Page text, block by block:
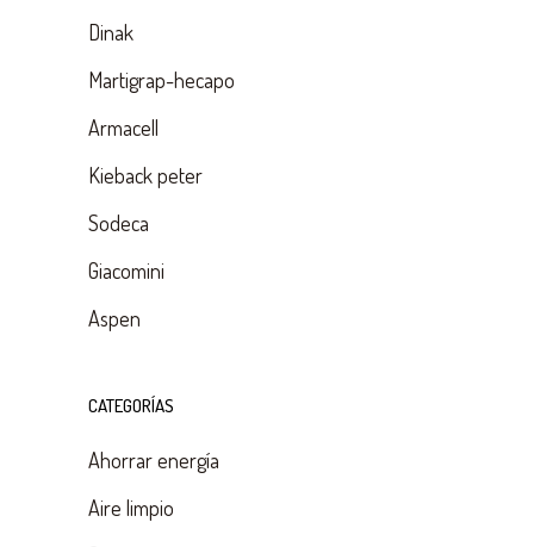
Dinak
Martigrap-hecapo
Armacell
Kieback peter
Sodeca
Giacomini
Aspen
CATEGORÍAS
Ahorrar energía
Aire limpio